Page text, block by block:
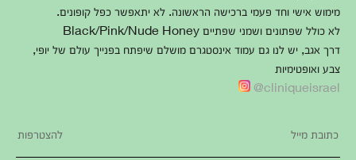
מימוש אישי וחד פעמי ברכישה הראשונה. לא יתאפשר כפל קופונים.
לא כולל שפתונים ושמני שפתיים Black/Pink/Nude Honey
דרך אגב, יש לנו גם עמוד אינסטגרם מושלם שיפתח בפנייך עולם של יופי,
צבע ואופטימיות
cliniqueisrael@